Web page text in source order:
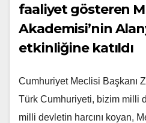
faaliyet gösteren
Akademisi’nin
etkinliğine katıldı
Cumhuriyet Meclisi Başkanı
Türk Cumhuriyeti, bizim milli
milli devletin harcını koyan,